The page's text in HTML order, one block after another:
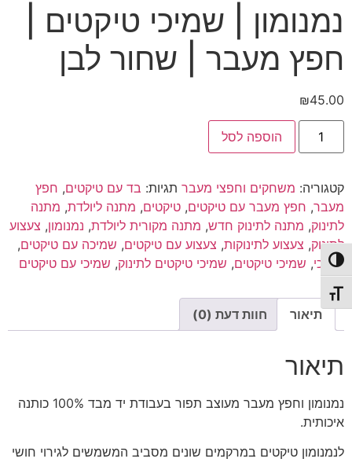
הפעל/כבה ניגודיות גבוהה
מתג גודל גופן
נמנומון | שמיכי טיקטים |
חפץ מעבר | שחור לבן
₪45.00
כמות
נמנומון
טיקטים
|
חפץ
מעבר
|
שחור
לבן
הוספה לסל
קטגוריה: משחקים וחפצי מעבר תגיות: בד עם טיקטים, חפץ
מעבר, חפץ מעבר עם טיקטים, טיקטים, מתנה ליולדת, מתנה
לתינוק, מתנה לתינוק חדש, מתנה מקורית ליולדת, נמנומון, צעצוע
לתינוק, צעצוע לתינוקות, צעצוע עם טיקטים, שמיכה עם טיקטים,
שמיכי, שמיכי טיקטים, שמיכי טיקטים לתינוק, שמיכי עם טיקטים
תיאור חוות דעת (0)
תיאור
נמנומון וחפץ מעבר מעוצב תפור בעבודת יד מבד 100% כותנה
איכותית.
לנמנומון טיקטים במרקמים שונים מסביב המשמשים לגירוי חושי